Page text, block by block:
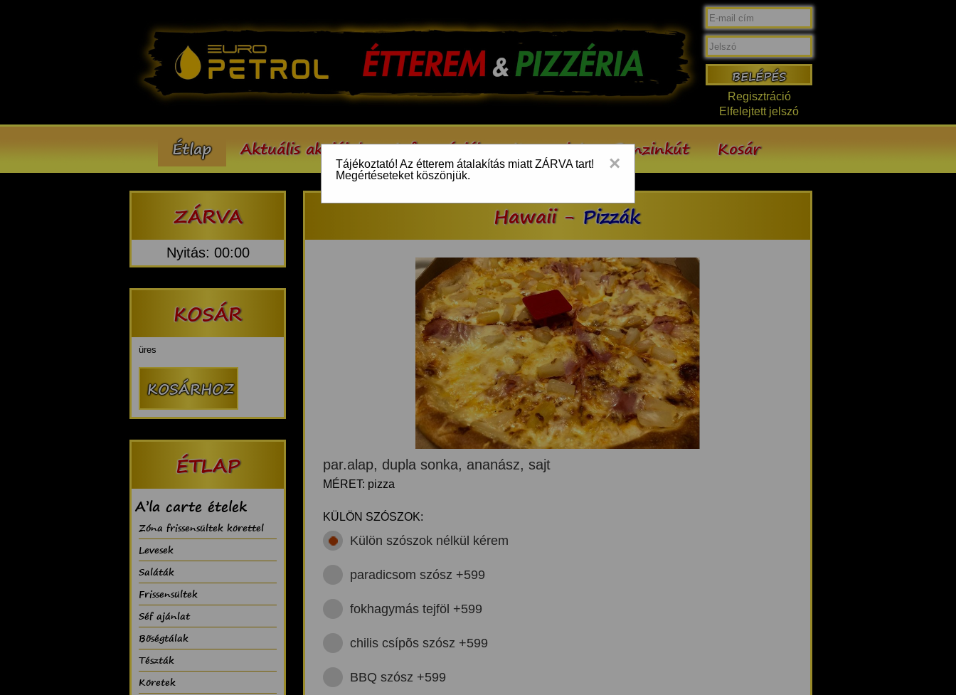
×
Tájékoztató! Az étterem átalakítás miatt ZÁRVA tart!
Megértéseteket köszönjük.
Regisztráció
Elfelejtett jelszó
Étlap Aktuális akcióink Információk Kapcsolat Benzinkút Kosár
ZÁRVA
Nyitás: 00:00
KOSÁR
üres
ÉTLAP
A’la carte ételek
Zóna frissensültek körettel
Levesek
Saláták
Frissensültek
Séf ajánlat
Bõségtálak
Tészták
Köretek
Hawaii - Pizzák
par.alap, dupla sonka, ananász, sajt
MÉRET: pizza
KÜLÖN SZÓSZOK:
Külön szószok nélkül kérem
paradicsom szósz +599
fokhagymás tejföl +599
chilis csípõs szósz +599
BBQ szósz +599